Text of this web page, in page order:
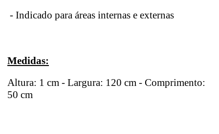
- Indicado para áreas internas e externas
Medidas:
Altura: 1 cm - Largura: 120 cm - Comprimento:
50 cm